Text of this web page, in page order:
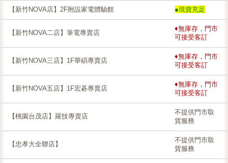
【新竹NOVA店】2F附設家電體驗館 ●現貨充足
【新竹NOVA二店】筆電專賣店
♦無庫存，門市
可接受客訂
【新竹NOVA三店】1F華碩專賣店
♦無庫存，門市
可接受客訂
【新竹NOVA五店】1F宏碁專賣店
♦無庫存，門市
可接受客訂
【桃園台茂店】羅技專賣店
不提供門市取
貨服務
【忠孝大全聯店】
不提供門市取
貨服務